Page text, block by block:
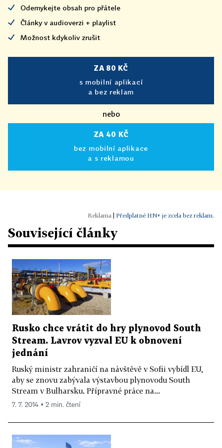
Odemykejte obsah pro přátele
Články v audioverzi + playlist
Možnost kdykoliv zrušit
ZA 80 KČ
s mobilní aplikací
a bez reklam
nebo
ZA 40 KČ
bez mobilní aplikace
a s reklamou
Předplatné HN+ je zcela bez reklam.
Související články
Rusko chce vrátit do hry plynovod South
Stream. Lavrov vyzval EU k obnovení
jednání
Ruský ministr zahraničí na návštěvě v Sofii vybídl EU,
aby se znovu zabývala výstavbou plynovodu South
Stream v Bulharsku. Přípravné práce na...
7. 7. 2014 ▪ 2 min. čtení